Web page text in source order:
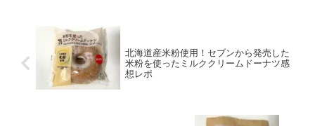
北海道産米粉使用！セブンから発売した
米粉を使ったミルククリームドーナツ感
想レポ